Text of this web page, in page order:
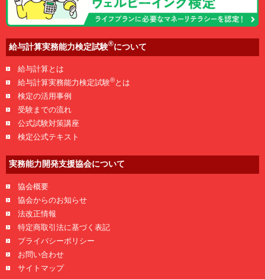
給与計算実務能力検定試験®について
給与計算とは
給与計算実務能力検定試験®とは
検定の活用事例
受験までの流れ
公式試験対策講座
検定公式テキスト
実務能力開発支援協会について
協会概要
協会からのお知らせ
法改正情報
特定商取引法に基づく表記
プライバシーポリシー
お問い合わせ
サイトマップ